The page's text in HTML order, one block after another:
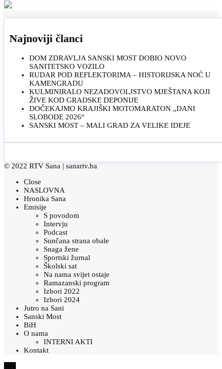
Najnoviji članci
DOM ZDRAVLJA SANSKI MOST DOBIO NOVO
SANITETSKO VOZILO
RUDAR POD REFLEKTORIMA – HISTORIJSKA NOĆ U
KAMENGRADU
KULMINIRALO NEZADOVOLJSTVO MJEŠTANA KOJI
ŽIVE KOD GRADSKE DEPONIJE
DOČEKAJMO KRAJIŠKI MOTOMARATON „DANI
SLOBODE 2026“
SANSKI MOST – MALI GRAD ZA VELIKE IDEJE
© 2022 RTV Sana | sanartv.ba
Close
NASLOVNA
Hronika Sana
Emisije
S povodom
Intervju
Podcast
Sunčana strana obale
Snaga žene
Sportski žurnal
Školski sat
Na nama svijet ostaje
Ramazanski program
Izbori 2022
Izbori 2024
Jutro na Sani
Sanski Most
BiH
O nama
INTERNI AKTI
Kontakt